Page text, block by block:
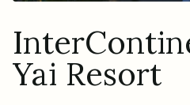
Yai Resort